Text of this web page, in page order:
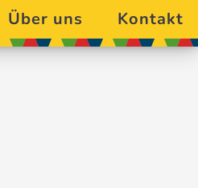
Über uns Kontakt